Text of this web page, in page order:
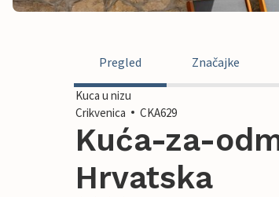
Pregled Značajke
Kuca u nizu
Crikvenica
CKA629
Kuća-za-
Hrvatska